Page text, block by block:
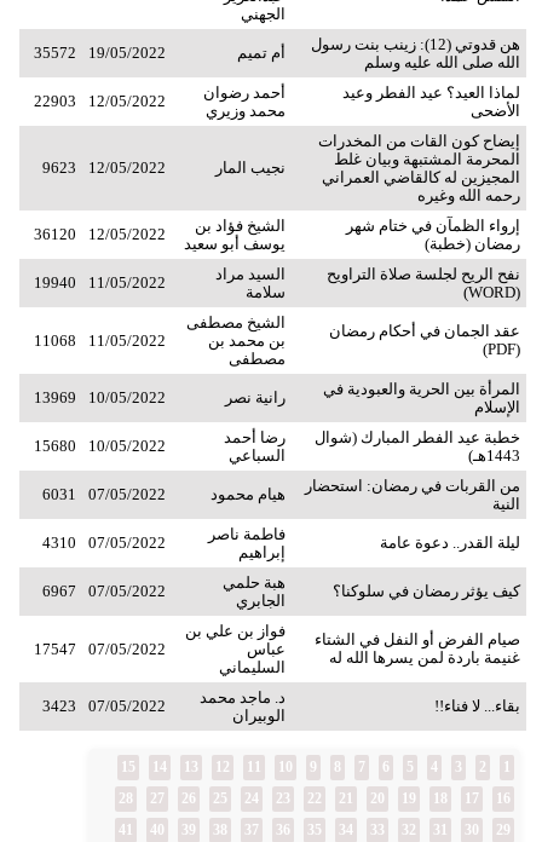
الجهني
هن قدوتي (12): زينب بنت رسول
الله صلى الله عليه وسلم
أم تميم 19/05/2022
35572
لماذا العيد؟ عيد الفطر وعيد
الأضحى
أحمد رضوان
محمد وزيري
12/05/2022
22903
إيضاح كون القات من المخدرات
المحرمة المشتبهة وبيان غلط
المجيزين له كالقاضي العمراني
رحمه الله وغيره
نجيب المار 12/05/2022
9623
إرواء الظمآن في ختام شهر
رمضان (خطبة)
الشيخ فؤاد بن
يوسف أبو سعيد
12/05/2022
36120
نفح الريح لجلسة صلاة التراويح
(WORD)
السيد مراد
سلامة
11/05/2022
19940
عقد الجمان في أحكام رمضان
(PDF)
الشيخ مصطفى
بن محمد بن
مصطفى
11/05/2022
11068
المرأة بين الحرية والعبودية في
الإسلام
رانية نصر 10/05/2022
13969
خطبة عيد الفطر المبارك (شوال
1443هـ)
رضا أحمد
السباعي
10/05/2022
15680
من القربات في رمضان: استحضار
النية
هيام محمود 07/05/2022
6031
ليلة القدر.. دعوة عامة
فاطمة ناصر
إبراهيم
07/05/2022
4310
كيف يؤثر رمضان في سلوكنا؟
هبة حلمي
الجابري
07/05/2022
6967
صيام الفرض أو النفل في الشتاء
غنيمة باردة لمن يسرها الله له
فواز بن علي بن
عباس
السليماني
07/05/2022
17547
بقاء... لا فناء!!
د. ماجد محمد
الوبيران
07/05/2022
3423
2
3
4
5
6
7
8
9
12
13
14
15
16
17
18
19
20
21
22
23
24
25
26
27
28
29
30
31
32
33
34
35
36
37
38
39
40
41